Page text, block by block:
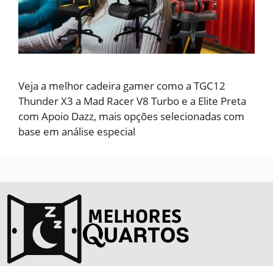
Veja a melhor cadeira gamer como a TGC12
Thunder X3 a Mad Racer V8 Turbo e a Elite Preta
com Apoio Dazz, mais opções selecionadas com
base em análise especial